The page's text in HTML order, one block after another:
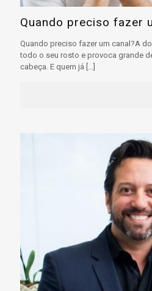
Quando preciso fazer
Quando preciso fazer um canal?A
todo o seu rosto e provoca grande
cabeça. E quem já […]